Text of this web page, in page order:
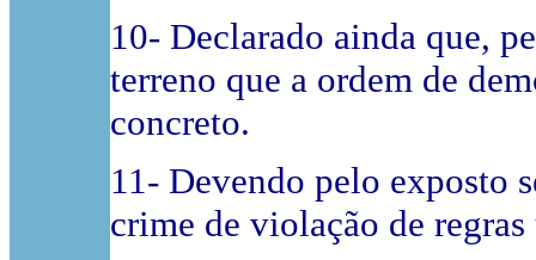
10- Declarado ainda que,
terreno que a ordem de
concreto.
11- Devendo pelo exposto
crime de violação de